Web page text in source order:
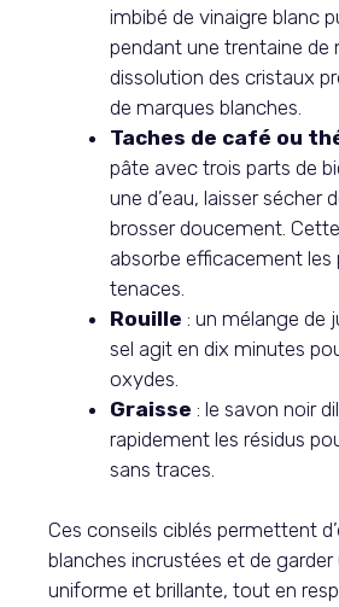
imbibé de vinaigre blanc
pendant une trentaine de
dissolution des cristaux
de marques blanches.
Taches de café ou
pâte avec trois parts de
une d’eau, laisser sécher
brosser doucement.
absorbe efficacement les
tenaces.
Rouille : un mélange de
sel agit en dix minutes
oxydes.
Graisse : le savon noir
rapidement les résidus
sans traces.
Ces conseils ciblés permettent
blanches incrustées et de garder
uniforme et brillante, tout en